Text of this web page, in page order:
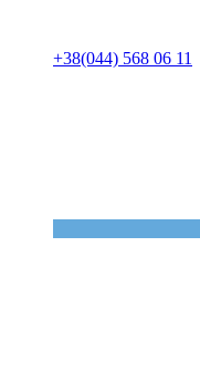
+38(044) 568 06 11